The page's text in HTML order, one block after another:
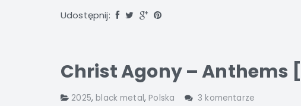
Udostępnij:
Christ Agony – Anthems
2025, black metal, Polska 3 komentarze